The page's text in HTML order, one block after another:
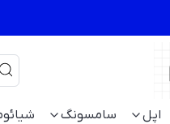
اپل سامسونگ